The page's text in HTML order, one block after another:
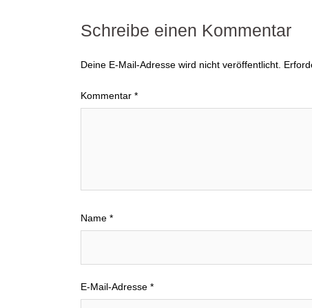
Schreibe einen Kommentar
Deine E-Mail-Adresse wird nicht veröffentlicht.
Kommentar *
Name *
E-Mail-Adresse *